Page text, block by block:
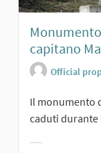
capitano
Official
Il monumento
caduti durante